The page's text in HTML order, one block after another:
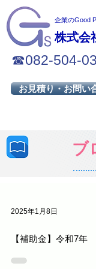
企業のGood
株式会
☎082-504-
お見積り・お問い
ブ
2025年1月8日
【補助金】令和7